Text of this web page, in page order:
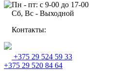
Пн - пт: с 9-00 до 17-00
Сб, Вс - Выходной
Контакты:
+375 29 524 59 33
+375 29 520 84 64